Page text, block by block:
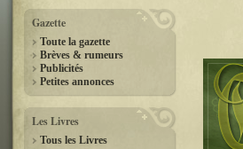
Gazette
Toute la gazette
Brèves & rumeurs
Publicités
Petites annonces
Les Livres
Tous les Livres